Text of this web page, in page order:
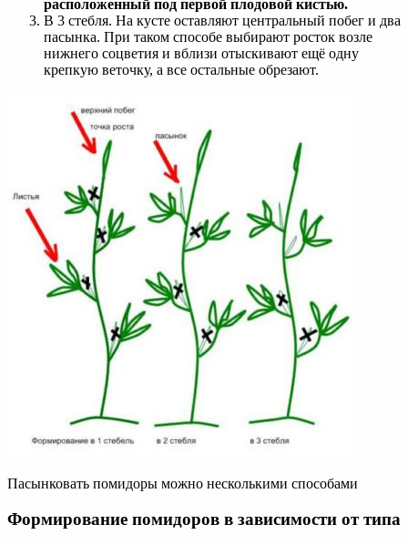
расположенный под первой плодовой кистью.
В 3 стебля. На кусте оставляют центральный побег и два
пасынка. При таком способе выбирают росток возле
нижнего соцветия и вблизи отыскивают ещё одну
крепкую веточку, а все остальные обрезают.
Пасынковать помидоры можно несколькими способами
Формирование помидоров в зависимости от типа